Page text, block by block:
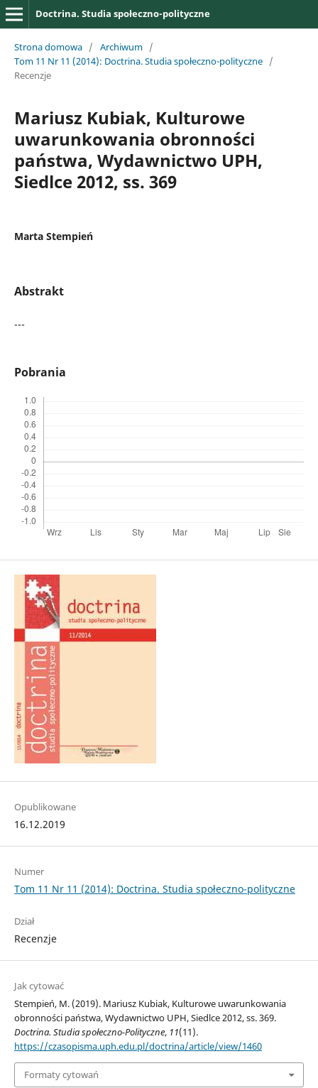
Doctrina. Studia społeczno-polityczne
Strona domowa / Archiwum /
Tom 11 Nr 11 (2014): Doctrina. Studia społeczno-polityczne /
Recenzje
Mariusz Kubiak, Kulturowe
uwarunkowania obronności
państwa, Wydawnictwo UPH,
Siedlce 2012, ss. 369
Marta Stempień
Abstrakt
---
Pobrania
Opublikowane
16.12.2019
Numer
Tom 11 Nr 11 (2014): Doctrina. Studia społeczno-polityczne
Dział
Recenzje
Jak cytować
Stempień, M. (2019). Mariusz Kubiak, Kulturowe uwarunkowania
obronności państwa, Wydawnictwo UPH, Siedlce 2012, ss. 369.
Doctrina. Studia społeczno-Polityczne, 11(11).
https://czasopisma.uph.edu.pl/doctrina/article/view/1460
Formaty cytowań